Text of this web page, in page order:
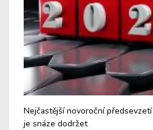
Nejčastější novoroční
je snáze dodržet